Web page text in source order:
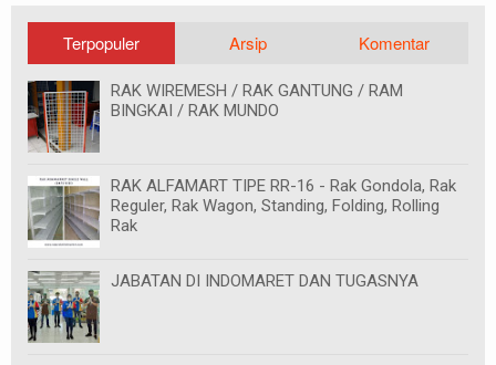
Terpopuler Arsip Komentar
RAK WIREMESH / RAK GANTUNG / RAM
BINGKAI / RAK MUNDO
RAK ALFAMART TIPE RR-16 - Rak Gondola, Rak
Reguler, Rak Wagon, Standing, Folding, Rolling
Rak
JABATAN DI INDOMARET DAN TUGASNYA